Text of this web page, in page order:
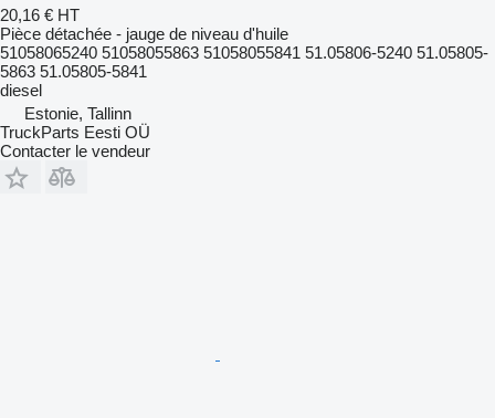
20,16 € HT
Pièce détachée - jauge de niveau d'huile
51058065240 51058055863 51058055841 51.05806-5240 51.05805-
5863 51.05805-5841
diesel
Estonie, Tallinn
TruckParts Eesti OÜ
Contacter le vendeur